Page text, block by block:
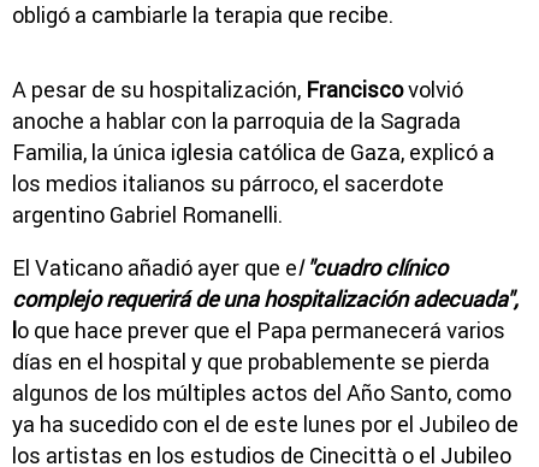
obligó a cambiarle la terapia que recibe.
A pesar de su hospitalización, Franciscovolvió
anoche a hablar con la parroquia de la Sagrada
Familia, la única iglesia católica de Gaza, explicó a
los medios italianos su párroco, el sacerdote
argentino Gabriel Romanelli.
El Vaticano añadió ayer que el"cuadro clínico
complejo requerirá de una hospitalización adecuada",
lo que hace prever que el Papa permanecerá varios
días en el hospital y que probablemente se pierda
algunos de los múltiples actos del Año Santo, como
ya ha sucedido con el de este lunes por el Jubileo de
los artistas en los estudios de Cinecittà o el Jubileo